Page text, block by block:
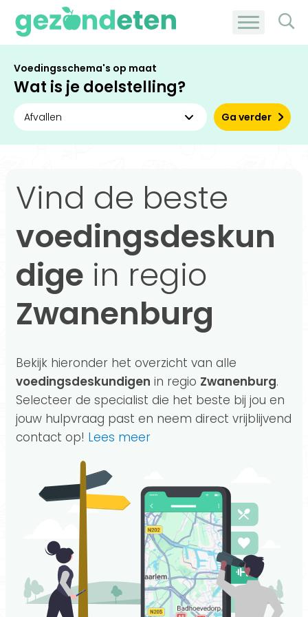
Voedingsschema's op maat
Wat is je doelstelling?
Ga verder
Vind de beste
voedingsdeskun
dige in regio
Zwanenburg
Bekijk hieronder het overzicht van alle
voedingsdeskundigen in regio Zwanenburg.
Selecteer de specialist die het beste bij jou en
jouw hulpvraag past en neem direct vrijblijvend
contact op! Lees meer